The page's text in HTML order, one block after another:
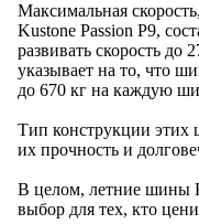
Максимальная
Kustone Passion P9,
развивать скорость до
указывает на то, что
до 670 кг на каждую
Тип конструкции этих
их прочность и
В целом, летние шины
выбор для тех, кто